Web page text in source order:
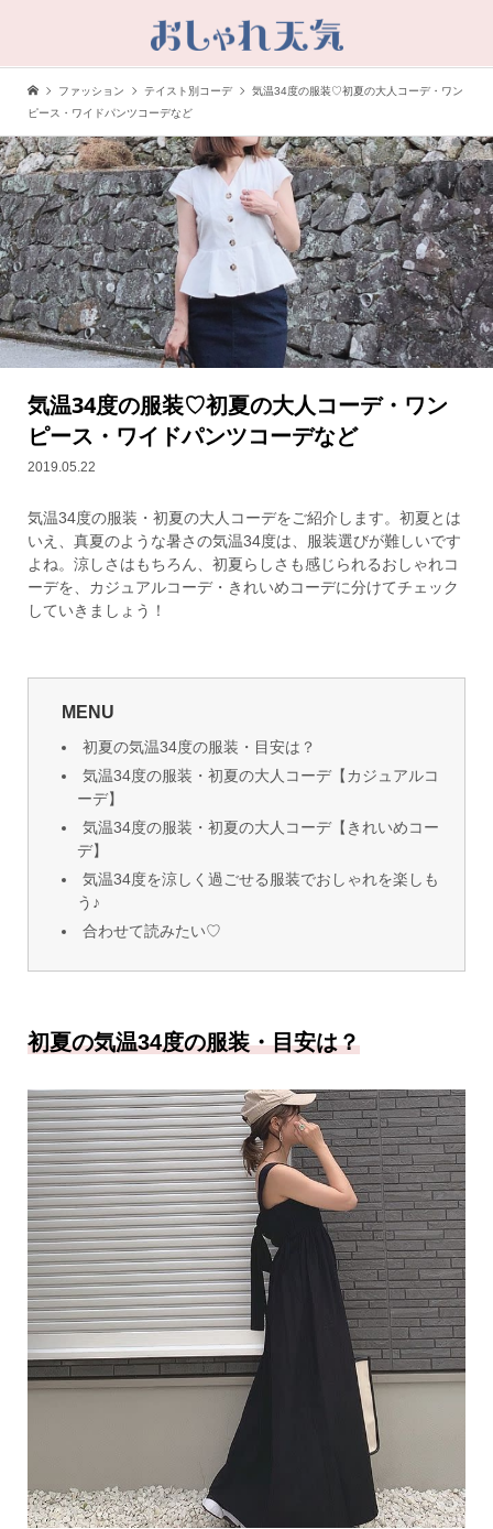
ファッション テイスト別コーデ
気温34度の服装♡初夏の大人コーデ・ワン
ピース・ワイドパンツコーデなど
気温34度の服装♡初夏の大人コーデ・ワン
ピース・ワイドパンツコーデなど
2019.05.22
気温34度の服装・初夏の大人コーデをご紹介します。初夏とは
いえ、真夏のような暑さの気温34度は、服装選びが難しいです
よね。涼しさはもちろん、初夏らしさも感じられるおしゃれコ
ーデを、カジュアルコーデ・きれいめコーデに分けてチェック
していきましょう！
MENU
初夏の気温34度の服装・目安は？
気温34度の服装・初夏の大人コーデ【カジュアルコ
ーデ】
気温34度の服装・初夏の大人コーデ【きれいめコー
デ】
気温34度を涼しく過ごせる服装でおしゃれを楽しも
う♪
合わせて読みたい♡
初夏の気温34度の服装・目安は？